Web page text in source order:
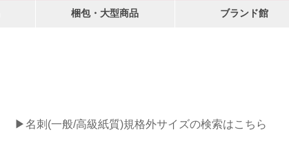
梱包・大型商品 ブランド館
▶名刺(一般/高級紙質)規格外サイズの検索はこちら